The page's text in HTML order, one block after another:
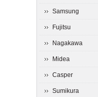
Samsung
Fujitsu
Nagakawa
Midea
Casper
Sumikura